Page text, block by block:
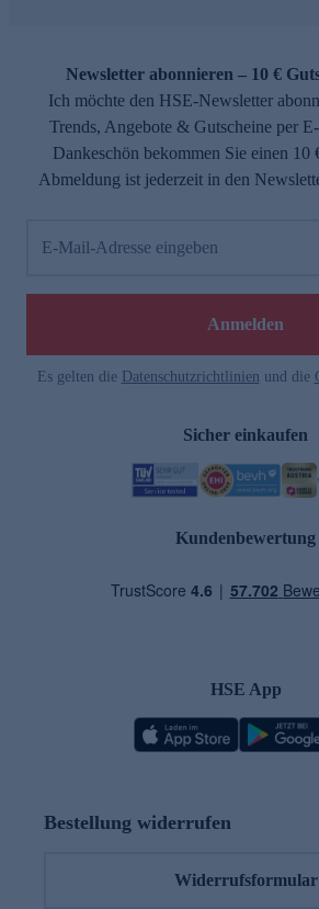
Newsletter abonnieren – 10 €
Ich möchte den HSE-Newsletter
Trends, Angebote & Gutscheine per
Dankeschön bekommen Sie einen 10
Abmeldung ist jederzeit in den
E-Mail-Adresse eingeben
Anmelden
Es gelten die Datenschutzrichtlinien und die
Sicher einkaufen
Kundenbewertung
HSE App
Bestellung widerrufen
Widerrufsformular